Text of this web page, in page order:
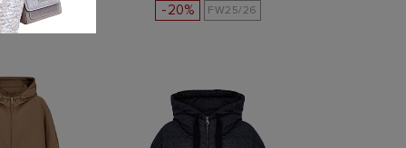
FW25/26 -20% FW25/26